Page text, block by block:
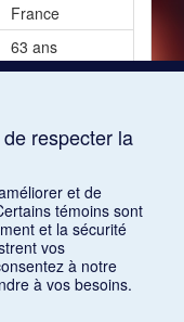
France
63 ans
de respecter la
et de
témoins sont
et la sécurité
vos
à notre
à vos besoins.